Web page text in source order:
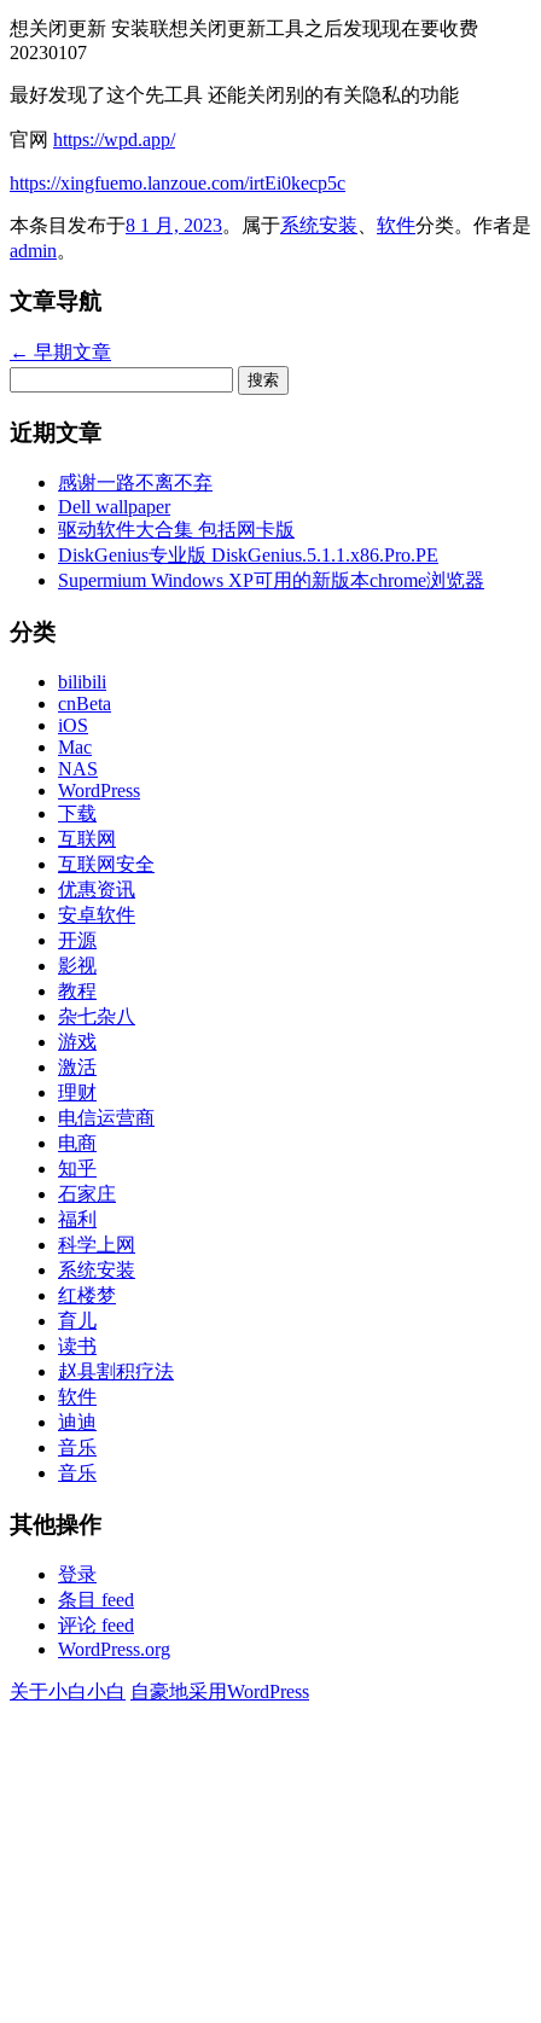
想关闭更新 安装联想关闭更新工具之后发现现在要收费
20230107
最好发现了这个先工具 还能关闭别的有关隐私的功能
官网 https://wpd.app/
https://xingfuemo.lanzoue.com/irtEi0kecp5c
本条目发布于8 1 月, 2023。属于系统安装 软件分类。 作者是
admin。
文章导航
← 早期文章
近期文章
感谢一路不离不弃
Dell wallpaper
驱动软件大合集 包括网卡版
DiskGenius专业版 DiskGenius.5.1.1.x86.Pro.PE
Supermium Windows XP可用的新版本chrome浏览器
分类
bilibili
cnBeta
iOS
Mac
NAS
WordPress
下载
互联网
互联网安全
优惠资讯
安卓软件
开源
影视
教程
杂七杂八
游戏
激活
理财
电信运营商
电商
知乎
石家庄
福利
科学上网
系统安装
红楼梦
育儿
读书
赵县割积疗法
软件
迪迪
音乐
音乐
其他操作
登录
条目 feed
评论 feed
WordPress.org
关于小白小白 自豪地采用WordPress